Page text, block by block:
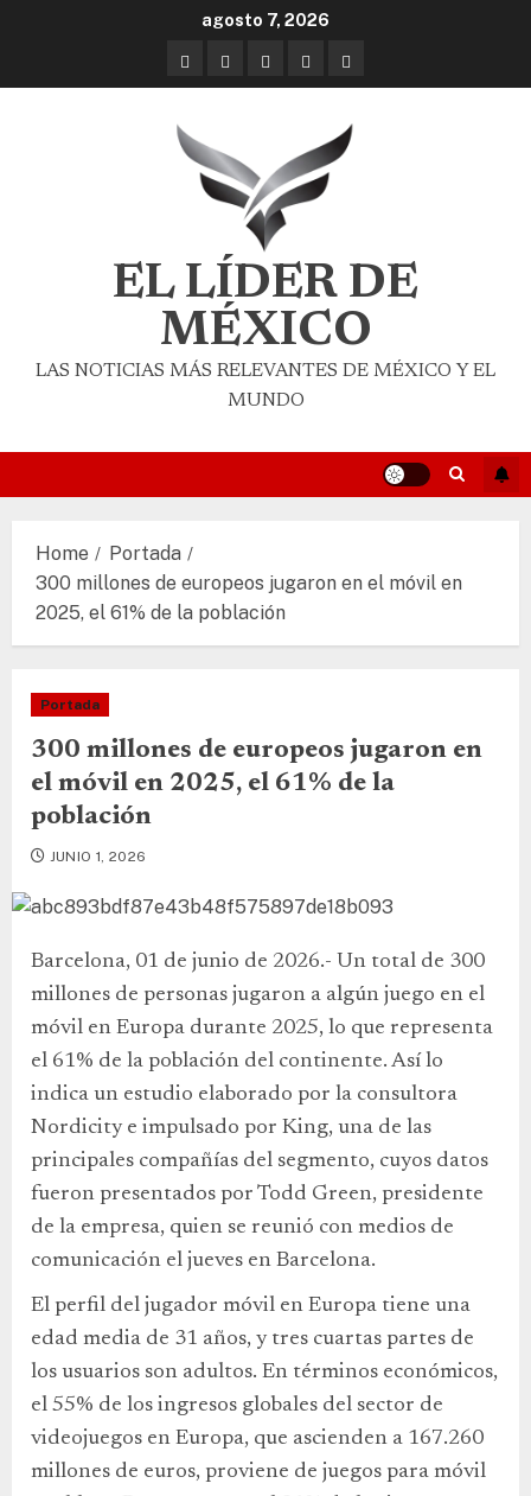
agosto 7, 2026
EL LÍDER DE
MÉXICO
LAS NOTICIAS MÁS RELEVANTES DE MÉXICO Y EL
MUNDO
Home
Portada
300 millones de europeos jugaron en el móvil en
2025, el 61% de la población
Portada
300 millones de europeos jugaron en
el móvil en 2025, el 61% de la
población
JUNIO 1, 2026
Barcelona, 01 de junio de 2026.- Un total de 300
millones de personas jugaron a algún juego en el
móvil en Europa durante 2025, lo que representa
el 61% de la población del continente. Así lo
indica un estudio elaborado por la consultora
Nordicity e impulsado por King, una de las
principales compañías del segmento, cuyos datos
fueron presentados por Todd Green, presidente
de la empresa, quien se reunió con medios de
comunicación el jueves en Barcelona.
El perfil del jugador móvil en Europa tiene una
edad media de 31 años, y tres cuartas partes de
los usuarios son adultos. En términos económicos,
el 55% de los ingresos globales del sector de
videojuegos en Europa, que ascienden a 167.260
millones de euros, proviene de juegos para móvil